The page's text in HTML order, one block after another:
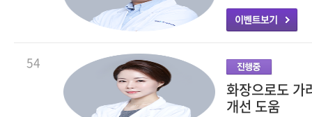
54
화장으로도 가
개선 도움